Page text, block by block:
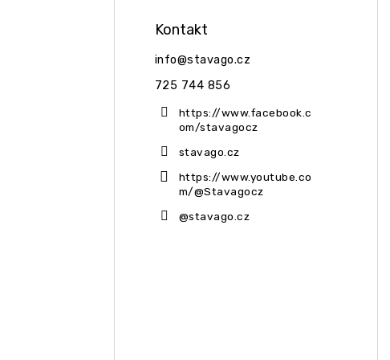
Kontakt
info@stavago.cz
725 744 856
https://www.facebook.c
om/stavagocz
stavago.cz
https://www.youtube.co
m/@Stavagocz
@stavago.cz